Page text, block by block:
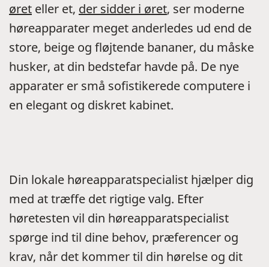
øret eller et, der sidder i øret, ser moderne
høreapparater meget anderledes ud end de
store, beige og fløjtende bananer, du måske
husker, at din bedstefar havde på. De nye
apparater er små sofistikerede computere i
en elegant og diskret kabinet.
Din lokale høreapparatspecialist hjælper dig
med at træffe det rigtige valg. Efter
høretesten vil din høreapparatspecialist
spørge ind til dine behov, præferencer og
krav, når det kommer til din hørelse og dit